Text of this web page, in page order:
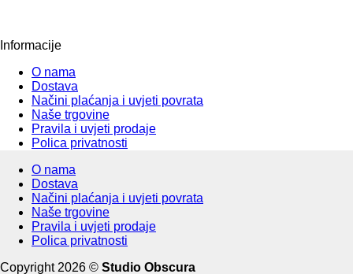
Informacije
O nama
Dostava
Načini plaćanja i uvjeti povrata
Naše trgovine
Pravila i uvjeti prodaje
Polica privatnosti
O nama
Dostava
Načini plaćanja i uvjeti povrata
Naše trgovine
Pravila i uvjeti prodaje
Polica privatnosti
Copyright 2026 © Studio Obscura